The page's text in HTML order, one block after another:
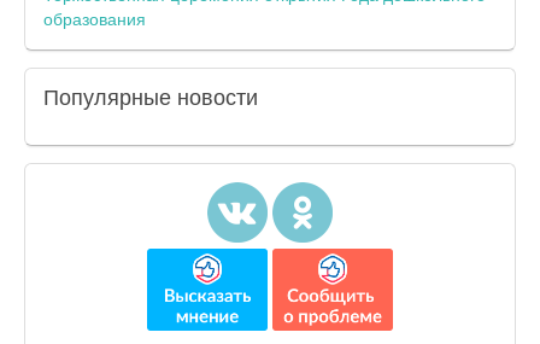
образования
Популярные новости